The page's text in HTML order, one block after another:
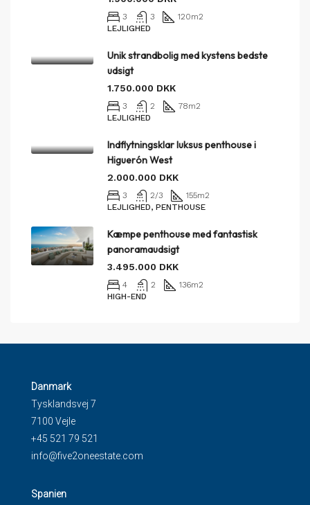
3 3 120m2
LEJLIGHED
Unik strandbolig med kystens bedste
udsigt
1.750.000 DKK
3 2 78m2
LEJLIGHED
Indflytningsklar luksus penthouse i
Higuerón West
2.000.000 DKK
3 2/3 155m2
LEJLIGHED, PENTHOUSE
Kæmpe penthouse med fantastisk
panoramaudsigt
3.495.000 DKK
4 2 136m2
HIGH-END
Danmark
Tysklandsvej 7
7100 Vejle
+45 521 79 521
info@five2oneestate.com
Spanien